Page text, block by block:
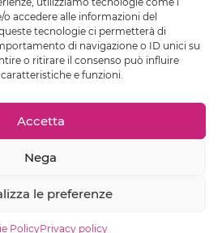
accedere alle informazioni del
tecnologie ci permetterà di
di navigazione o ID unici su
o ritirare il consenso può influire
e funzioni.
Accetta
Nega
le preferenze
PolicyPrivacy policyContatti
– La mia email è